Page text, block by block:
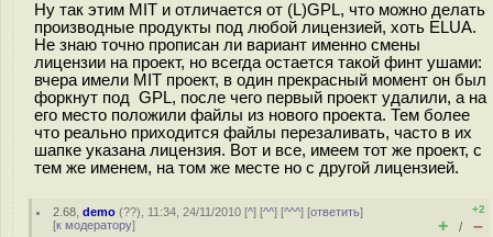
Ну так этим MIT и отличается от (L)GPL, что можно делать
производные продукты под любой лицензией, хоть ELUA.
Не знаю точно прописан ли вариант именно смены
лицензии на проект, но всегда остается такой финт ушами:
вчера имели MIT проект, в один прекрасный момент он был
форкнут под GPL, после чего первый проект удалили, а на
его место положили файлы из нового проекта. Тем более
что реально приходится файлы перезаливать, часто в их
шапке указана лицензия. Вот и все, имеем тот же проект, с
тем же именем, на том же месте но с другой лицензией.
2.68 ,demo (??), 11:34, 24/11/2010 [^] [^^] [^^^] [ответить]
[к модератору]
+2
+ / –